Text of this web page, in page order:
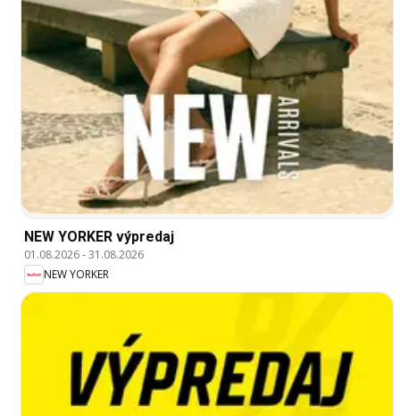
NEW YORKER výpredaj
01.08.2026-31.08.2026
NEW YORKER